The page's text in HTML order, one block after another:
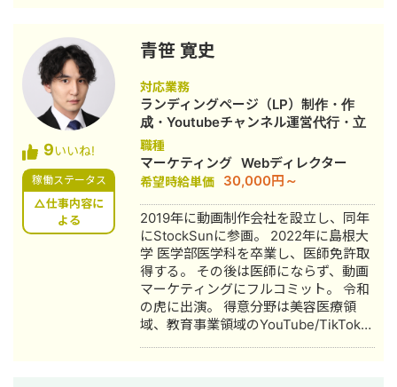
対策を1人で担当し、月間アクセス数を
約7倍(3,000→約22,000)、月間問い合
わせ件数を1件から4〜5件まで成長。
・人材系SEOメディアにてKW「商標名
+評判」で1位、「転職エージェント お
すすめ」で10位以内を獲得。
#YouTube ・法人向けYouTubeチャン
ネル運営に立ち上げ時から携わり、チ
ャンネル登録者数4,000人、月間商談獲
得10〜15件達成。 →企画、台本作成、
撮影、編集、分析全て担当。 ■ 主な経
験業界 ・買取サービス ・不用品回収
・人材紹介：toC/toBいずれも経験あり
・営業代行 ・SaaS ・広告代理店 ・飲
食店 ・官公庁
26歳で退職。国家資格取得を目指し医
療短期大学へ入学。 ■ 柔道整復師 国
家資格取得・整形外科入職 資格取得
後、岐阜県内の整形外科クリニックに
入職。臨床の現場で集客・経営課題を
肌で感じ、デジタルマーケティングへ
の関心が深まる。 ■ 誠美接骨院 創
業・FC学習塾 オーナー就任 岐阜県に
「誠美接骨院」を開業。県下初の取り
組みとして交通事故専門弁護士法人と
の業務提携を締結し、客単価80,000円
の高単価ビジネスモデルを確立。その
後、FC学習塾「キミノスクール岐阜
校」のオーナーとしても教育事業に参
入。自院・塾の集客でSNSやLINEを活
用したデジタルマーケティングを実
践・検証する中で、中小企業向けの
Webコンサルティング事業を開始。現
9いいね!
稼働ステータス
△仕事内容に
よる
青笹 寛史
対応業務
ランディングページ（LP）制作・作
成・Youtubeチャンネル運営代行・立
ち上げ・新規事業立上・SNS運用代
行・キャスティング・動画制作・動画
編集
職種
マーケティング Webディレクター
希望時給単価 30,000円～
2019年に動画制作会社を設立し、同年
にStockSunに参画。 2022年に島根大
学 医学部医学科を卒業し、医師免許取
得する。 その後は医師にならず、動画
マーケティングにフルコミット。 令和
の虎に出演。 得意分野は美容医療領
域、教育事業領域のYouTube/TikTokの